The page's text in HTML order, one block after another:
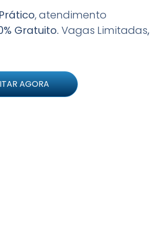
, atendimento
Gratuito. Vagas Limitadas,
AGORA